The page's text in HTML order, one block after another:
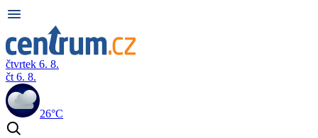
čtvrtek 6. 8.
čt 6. 8.
26°C